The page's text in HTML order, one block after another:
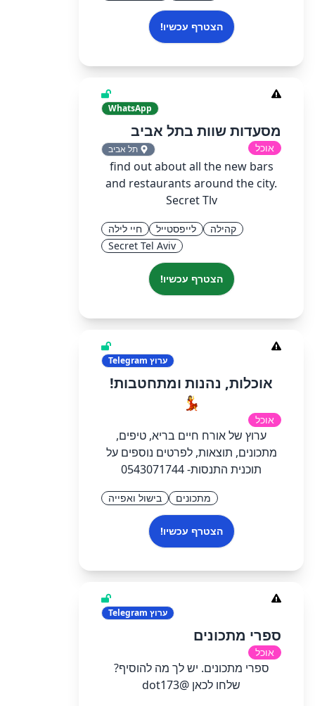
הצטרף עכשיו!
WhatsApp
מסעדות שוות בתל אביב
אוכל תל אביב
find out about all the new bars
and restaurants around the city.
Secret Tlv
קהילה לייפסטייל
חיי לילה
Secret Tel Aviv
הצטרף עכשיו!
ערוץ
אוכלות, נהנות ומתחטבות!
💃
אוכל
ערוץ של אורח חיים בריא, טיפים,
מתכונים, תוצאות, לפרטים נוספים על
תוכנית התנסות- 0543071744
מתכונים בישול ואפייה
הצטרף עכשיו!
ערוץ
ספרי מתכונים
אוכל
ספרי מתכונים. יש לך מה להוסיף?
שלחו לכאן @dot173